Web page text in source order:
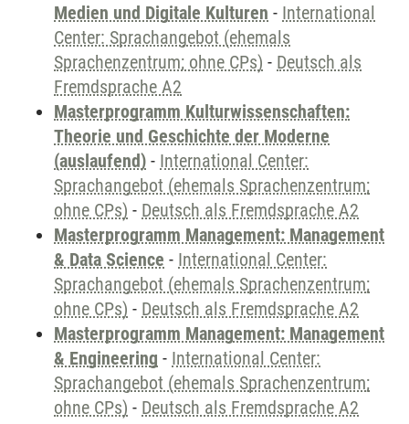
Medien und Digitale Kulturen - International
Center: Sprachangebot (ehemals
Sprachenzentrum; ohne CPs) - Deutsch als
Fremdsprache A2
Masterprogramm Kulturwissenschaften:
Theorie und Geschichte der Moderne
(auslaufend) - International Center:
Sprachangebot (ehemals Sprachenzentrum;
ohne CPs) - Deutsch als Fremdsprache A2
Masterprogramm Management: Management
& Data Science - International Center:
Sprachangebot (ehemals Sprachenzentrum;
ohne CPs) - Deutsch als Fremdsprache A2
Masterprogramm Management: Management
& Engineering - International Center:
Sprachangebot (ehemals Sprachenzentrum;
ohne CPs) - Deutsch als Fremdsprache A2